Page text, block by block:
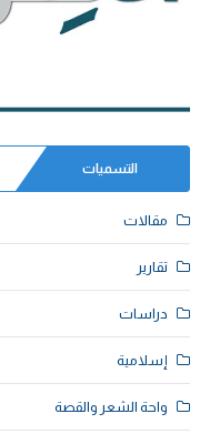
التسميات
مقالات
تقارير
دراسات
إسلامية
واحة الشعر والقصة